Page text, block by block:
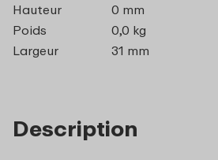
Description
Hauteur
0 mm
Poids
0,0 kg
Largeur
31 mm